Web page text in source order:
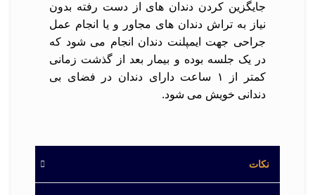
جایگزین کردن دندان های از دست رفته بدون
نیاز به تراش دندان های مجاور و یا انجام عمل
جراحی جهت ایمپلنت دندان انجام می شود که
در یک جلسه بوده و بیمار بعد از گذشت زمانی
کمتر از ۱ ساعت دارای دندان در فضای بی
دندانی خویش می شود.
نکات